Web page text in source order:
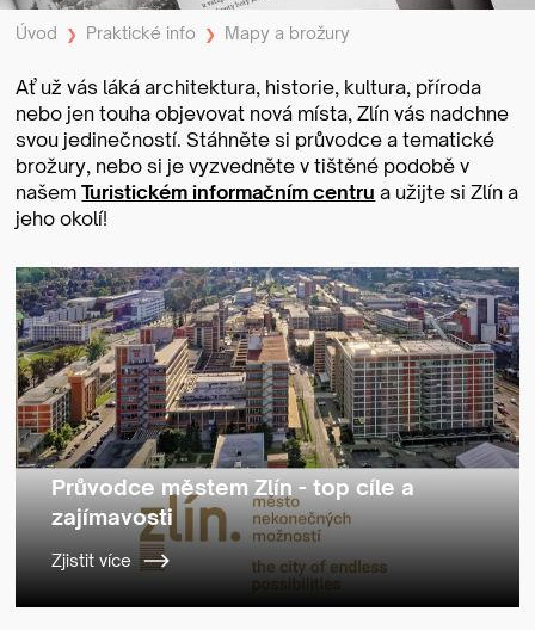
Úvod ❯ Praktické info ❯ Mapy a brožury
Ať už vás láká architektura, historie, kultura, příroda
nebo jen touha objevovat nová místa, Zlín vás nadchne
svou jedinečností. Stáhněte si průvodce a tematické
brožury, nebo si je vyzvedněte v tištěné podobě v
našemTuristickém informačním centru a užijte si Zlín a
jeho okolí!
Průvodce městem Zlín - top cíle a
zajímavosti
Zjistit více